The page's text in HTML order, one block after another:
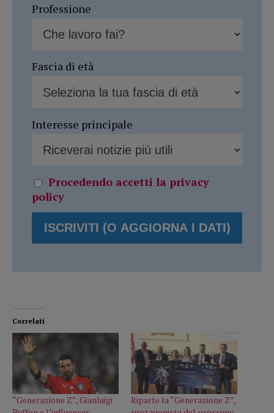
Professione
Fascia di età
Interesse principale
Procedendo accetti la privacy
policy
Correlati
“Generazione Z”, Gianluigi
Riparte la “Generazione Z”,